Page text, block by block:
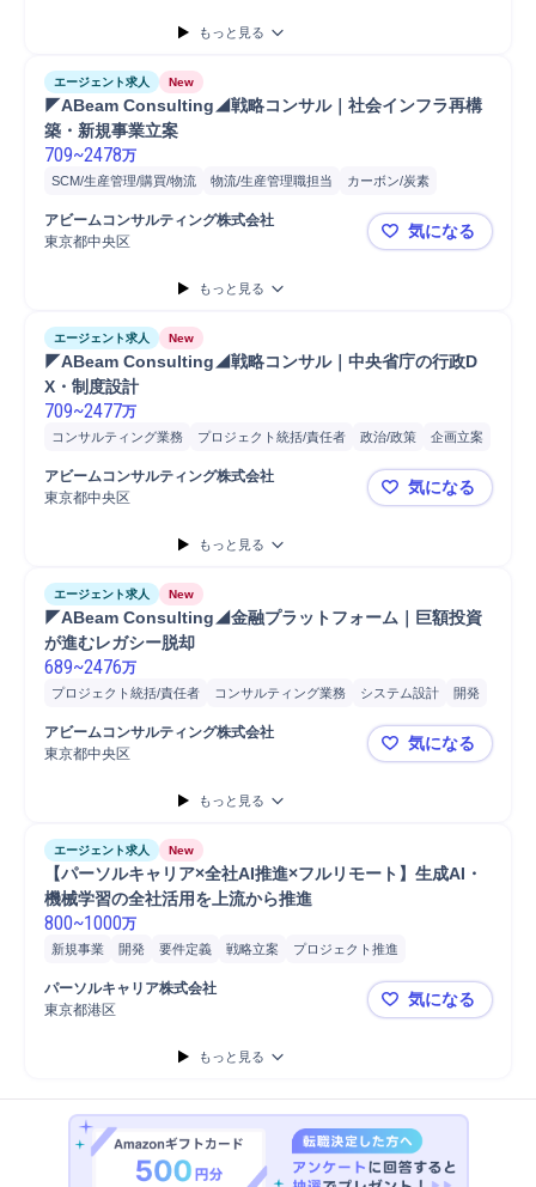
もっと見る
エージェント求人 New
◤ABeam Consulting◢戦略コンサル｜社会インフラ再構
築・新規事業立案
709~2478万
SCM/生産管理/購買/物流 物流/生産管理職担当
カーボン/炭素
スマートシティ
データ分析
新規事業
アビームコンサルティング株式会社
東京都中央区
◤ABeam
気になる
もっと見る
エージェント求人 New
◤ABeam Consulting◢戦略コンサル｜中央省庁の行政D
X・制度設計
709~2477万
コンサルティング業務 プロジェクト統括/責任者 政治/政策
企画立案
政策企画/立案 開発
アビームコンサルティング株式会社
東京都中央区
◤ABeam
気になる
もっと見る
エージェント求人 New
◤ABeam Consulting◢金融プラットフォーム｜巨額投資
が進むレガシー脱却
689~2476万
プロジェクト統括/責任者 コンサルティング業務 システム設計
開発
システム開発
アビームコンサルティング株式会社
東京都中央区
◤ABeam
気になる
もっと見る
エージェント求人 New
【パーソルキャリア×全社AI推進×フルリモート】生成AI・
機械学習の全社活用を上流から推進
800~1000万
新規事業 開発 要件定義 戦略立案
プロジェクト推進
プロジェクトマネージャー
プロジェクトリーダー
システム開発
パーソルキャリア株式会社
東京都港区
【パーソル
気になる
もっと見る